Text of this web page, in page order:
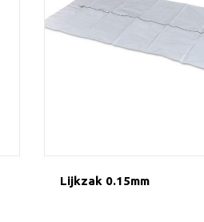
Lijkzak 0.15mm